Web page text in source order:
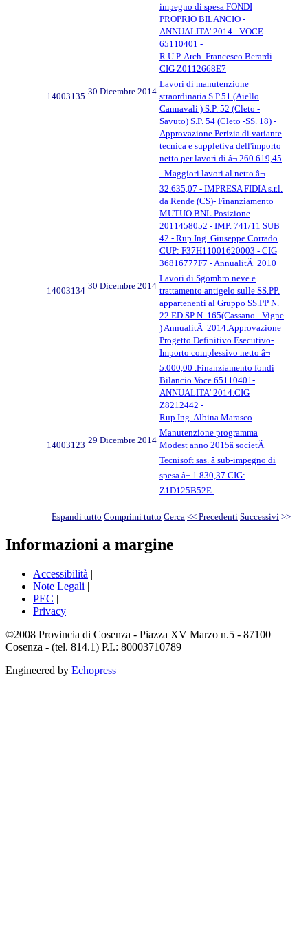
impegno di spesa FONDI
PROPRIO BILANCIO -
ANNUALITA' 2014 - VOCE
65110401 -
R.U.P. Arch. Francesco Berardi
CIG Z0112668E7
14003135 30 Dicembre 2014
Lavori di manutenzione
straordinaria S.P.51 (Aiello
Cannavali ) S.P. 52 (Cleto -
Savuto) S.P. 54 (Cleto -SS. 18) -
Approvazione Perizia di variante
tecnica e suppletiva dell'importo
netto per lavori di â¬ 260.619,45
- Maggiori lavori al netto â¬
32.635,07 - IMPRESA FIDIA s.r.l.
da Rende (CS)- Finanziamento
MUTUO BNL Posizione
2011458052 - IMP. 741/11 SUB
42 - Rup Ing. Giuseppe Corrado
CUP: F37H11001620003 - CIG
36816777F7 - AnnualitÃ 2010
14003134 30 Dicembre 2014
Lavori di Sgombro neve e
trattamento antigelo sulle SS.PP.
appartenenti al Gruppo SS.PP N.
22 ED SP N. 165(Cassano - Vigne
) AnnualitÃ 2014.Approvazione
Progetto Definitivo Esecutivo-
Importo complessivo netto â¬
5.000,00 .Finanziamento fondi
Bilancio Voce 65110401-
ANNUALITA' 2014.CIG
Z8212442 -
Rup Ing. Albina Marasco
14003123 29 Dicembre 2014
Manutenzione programma
Modest anno 2015â societÃ
Tecnisoft sas. â sub-impegno di
spesa â¬ 1.830,37 CIG:
Z1D125B52E.
Espandi tutto Comprimi tutto Cerca << Precedenti Successivi >>
Informazioni a margine
Accessibilità |
Note Legali |
PEC |
Privacy
©2008 Provincia di Cosenza - Piazza XV Marzo n.5 - 87100
Cosenza - (tel. 814.1) P.I.: 80003710789
Engineered by Echopress